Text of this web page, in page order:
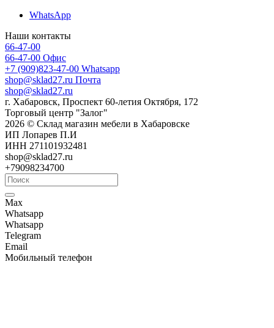
WhatsApp
Наши контакты
66-47-00
66-47-00 Офис
+7 (909)823-47-00 Whatsapp
shop@sklad27.ru Почта
shop@sklad27.ru
г. Хабаровск, Проспект 60-летия Октября, 172
Торговый центр "Залог"
2026 © Склад магазин мебели в Хабаровске
ИП Лопарев П.И
ИНН 271101932481
shop@sklad27.ru
+79098234700
Max
Whatsapp
Whatsapp
Telegram
Email
Мобильный телефон